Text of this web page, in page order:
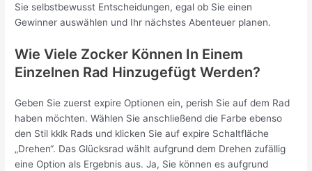
Sie selbstbewusst Entscheidungen, egal ob Sie einen
Gewinner auswählen und Ihr nächstes Abenteuer planen.
Wie Viele Zocker Können In Einem
Einzelnen Rad Hinzugefügt Werden?
Geben Sie zuerst expire Optionen ein, perish Sie auf dem Rad
haben möchten. Wählen Sie anschließend die Farbe ebenso
den Stil kklk Rads und klicken Sie auf expire Schaltfläche
„Drehen“. Das Glücksrad wählt aufgrund dem Drehen zufällig
eine Option als Ergebnis aus. Ja, Sie können es aufgrund